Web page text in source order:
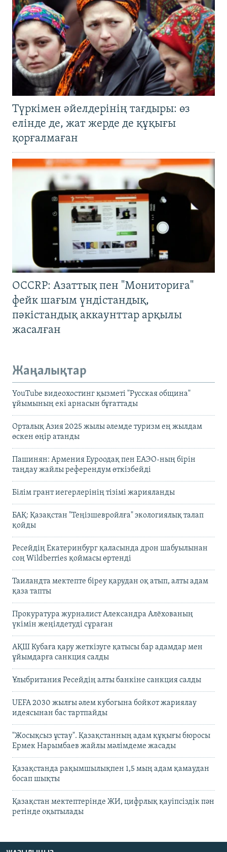
Түркімен әйелдерінің тағдыры: өз
елінде де, жат жерде де құқығы
қорғалмаған
OCCRP: Азаттық пен "Мониториға"
фейк шағым үндістандық,
пәкістандық аккаунттар арқылы
жасалған
Жаңалықтар
YouTube видеохостинг қызметі "Русская община"
ұйымының екі арнасын бұғаттады
Орталық Азия 2025 жылы әлемде туризм ең жылдам
өскен өңір атанды
Пашинян: Армения Еуроодақ пен ЕАЭО-ның бірін
таңдау жайлы референдум өткізбейді
Білім грант иегерлерінің тізімі жарияланды
БАҚ: Қазақстан "Теңізшевройлға" экологиялық талап
қойды
Ресейдің Екатеринбург қаласында дрон шабуылынан
соң Wildberries қоймасы өртенді
Таиландта мектепте біреу қарудан оқ атып, алты адам
қаза тапты
Прокуратура журналист Александра Алёхованың
үкімін жеңілдетуді сұраған
АҚШ Кубаға қару жеткізуге қатысы бар адамдар мен
ұйымдарға санкция салды
Ұлыбритания Ресейдің алты банкіне санкция салды
UEFA 2030 жылғы әлем кубогына бойкот жариялау
идеясынан бас тартпайды
"Жосықсыз ұстау". Қазақстанның адам құқығы бюросы
Ермек Нарымбаев жайлы мәлімдеме жасады
Қазақстанда рақымшылықпен 1,5 мың адам қамаудан
босап шықты
Қазақстан мектептерінде ЖИ, цифрлық қауіпсіздік пән
ретінде оқытылады